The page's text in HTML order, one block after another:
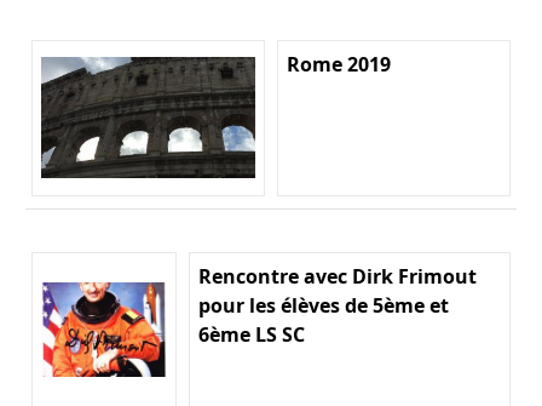
Rome 2019
Rencontre avec Dirk Frimout
pour les élèves de 5ème et
6ème LS SC